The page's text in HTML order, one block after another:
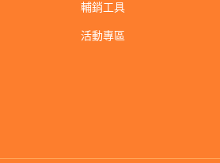
輔銷工具
活動專區